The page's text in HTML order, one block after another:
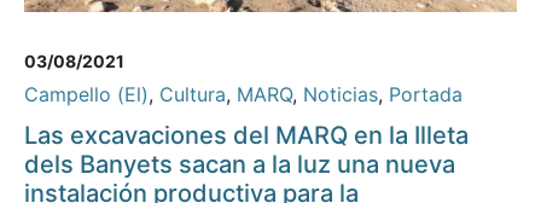
03/08/2021
Campello (El), Cultura, MARQ, Noticias, Portada
Las excavaciones del MARQ en la Illeta
dels Banyets sacan a la luz una nueva
instalación productiva para la